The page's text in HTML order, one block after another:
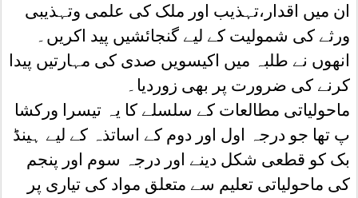
ان میں اقدار،تہذیب اور ملک کی علمی وتہذیبی
ورثے کی شمولیت کے لیے گنجائشیں پید اکریں۔
انھوں نے طلبہ میں اکیسویں صدی کی مہارتیں پیدا
کرنے کی ضرورت پر بھی زوردیا۔
ماحولیاتی مطالعات کے سلسلے کا یہ تیسرا ورکشا
پ تھا جو درجہ اول اور دوم کے اساتذہ کے لیے ہینڈ
بک کو قطعی شکل دینے اور درجہ سوم اور پنجم
کی ماحولیاتی تعلیم سے متعلق مواد کی تیاری پر